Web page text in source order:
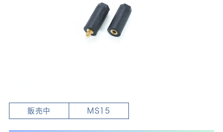
販売中 MS15